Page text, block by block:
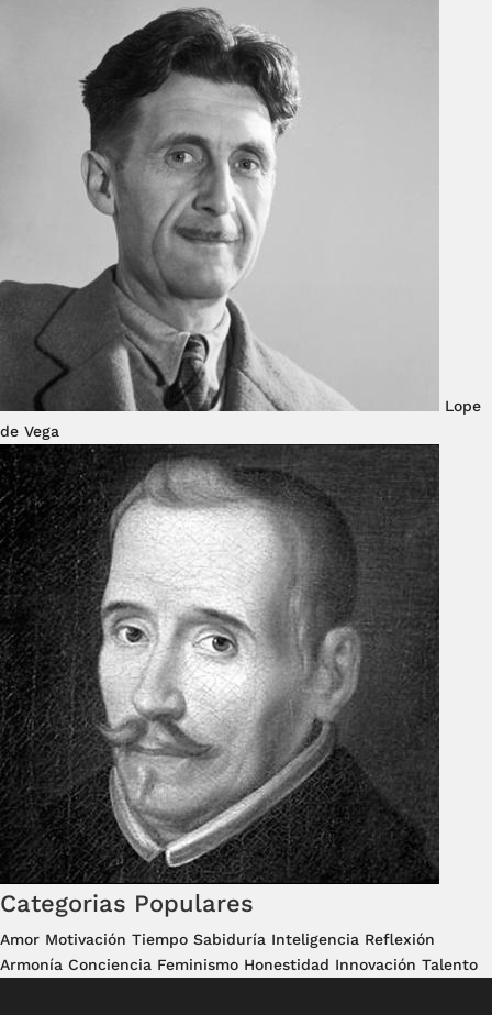
Lope
de Vega
Categorias Populares
Amor Motivación Tiempo Sabiduría Inteligencia Reflexión
Armonía Conciencia Feminismo Honestidad Innovación Talento